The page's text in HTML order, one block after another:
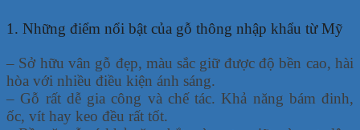
1. Những điểm nổi bật của gỗ thông nhập khẩu từ Mỹ
– Sở hữu vân gỗ đẹp, màu sắc giữ được độ bền cao, hài
hòa với nhiều điều kiện ánh sáng.
– Gỗ rất dễ gia công và chế tác. Khả năng bám đinh,
ốc, vít hay keo đều rất tốt.